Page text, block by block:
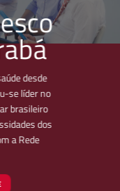
desde
se líder no
brasileiro
dos
a Rede